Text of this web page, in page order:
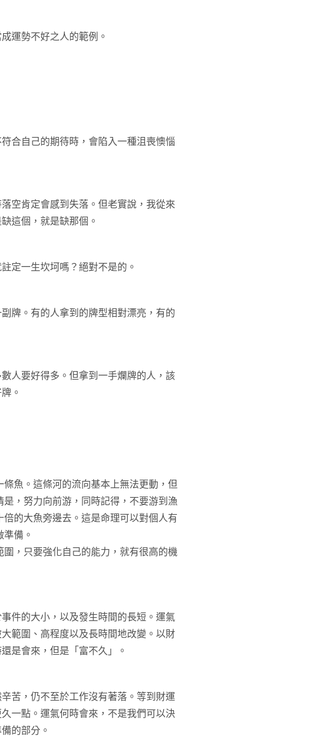
運勢不好之人的範例。
合自己的期待時，會陷入一種沮喪懊惱
空肯定會感到失落。但老實說，我從來
這個，就是缺那個。
定一生坎坷嗎？絕對不是的。
牌。有的人拿到的牌型相對漂亮，有的
人要好得多。但拿到一手爛牌的人，該
。
魚。這條河的流向基本上無法更動，但
，努力向前游，同時記得，不要游到漁
的大魚旁邊去。這是命理可以對個人有
備。
，只要強化自己的能力，就有很高的機
件的大小，以及發生時間的長短。運氣
範圍、高程度以及長時間地改變。以財
是會來，但是「富不久」。
苦，仍不至於工作沒有著落。等到財運
一點。運氣何時會來，不是我們可以決
的部分。